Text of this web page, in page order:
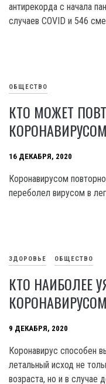
антирекорда с начала
случаев COVID и 546
ОБЩЕСТВО
КТО МОЖЕТ
16 ДЕКАБРЯ, 2020
Коронавирусом
переболел вирусом в
ЗДОРОВЬЕ ОБЩЕСТВО
КТО НАИБОЛЕЕ
9 ДЕКАБРЯ, 2020
Коронавирус способен
летальный исход не
возраста, но и в случае